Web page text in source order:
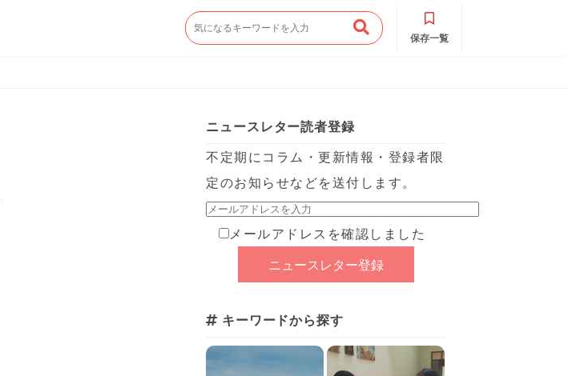
保存一覧
ニュースレター読者登録
不定期にコラム・更新情報・登録者限
定のお知らせなどを送付します。
メールアドレスを確認しました
キーワードから探す